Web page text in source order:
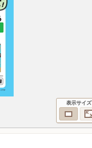
表示サイズ